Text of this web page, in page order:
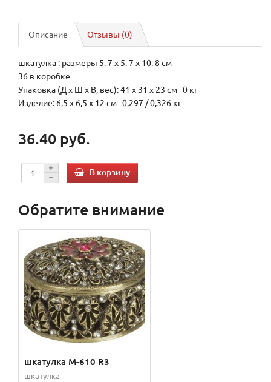
Описание Отзывы (0)
шкатулка : размеры 5. 7 х 5. 7 х 10. 8 см
36 в коробке
Упаковка (Д х Ш х В, вес): 41 x 31 x 23 см 0 кг
Изделие: 6,5 x 6,5 x 12 см 0,297 / 0,326 кг
36.40 руб.
В корзину
Обратите внимание
шкатулка M-610 R3
шкатулка